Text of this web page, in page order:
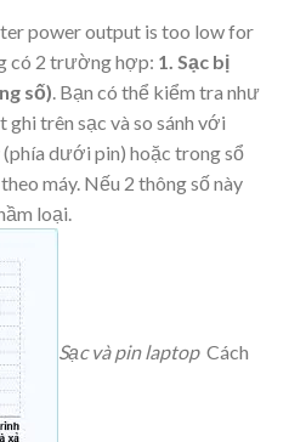
power output is too low for
có 2 trường hợp: 1. Sạc bị
số) . Bạn có thể kiểm tra như
ghi trên sạc và so sánh với
dưới pin) hoặc trong sổ
máy. Nếu 2 thông số này
loại.
Sạc và pin laptopCách